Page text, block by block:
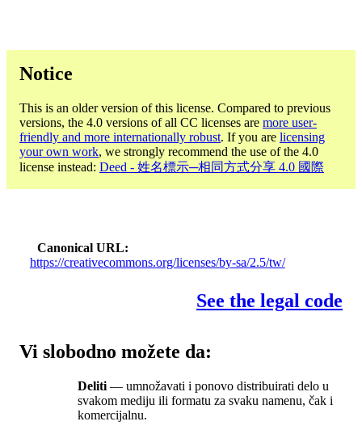
Notice
This is an older version of this license. Compared to previous
versions, the 4.0 versions of all CC licenses are more user-
friendly and more internationally robust. If you are licensing
your own work, we strongly recommend the use of the 4.0
license instead: Deed - 姓名標示─相同方式分享 4.0 國際
Canonical URL
https://creativecommons.org/licenses/by-sa/2.5/tw/
See the legal code
Vi slobodno možete da:
Deliti — umnožavati i ponovo distribuirati delo u
svakom mediju ili formatu za svaku namenu, čak i
komercijalnu.